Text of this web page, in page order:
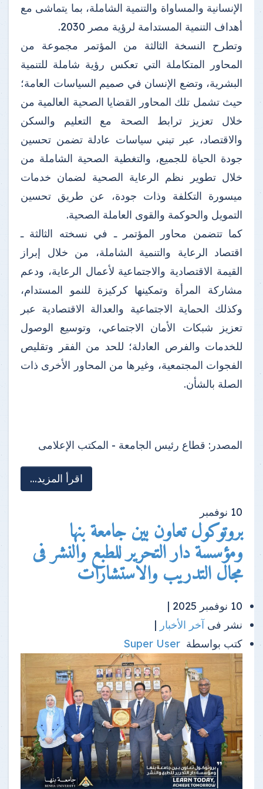
الإنسانية والمساواة والتنمية الشاملة، بما يتماشى مع
أهداف التنمية المستدامة لرؤية مصر 2030.
وتطرح النسخة الثالثة من المؤتمر مجموعة من
المحاور المتكاملة التي تعكس رؤية شاملة للتنمية
البشرية، وتضع الإنسان في صميم السياسات العامة؛
حيث تشمل تلك المحاور القضايا الصحية العالمية من
خلال تعزيز ترابط الصحة مع التعليم والسكن
والاقتصاد، عبر تبني سياسات عادلة تضمن تحسين
جودة الحياة للجميع، والتغطية الصحية الشاملة من
خلال تطوير نظم الرعاية الصحية لضمان خدمات
ميسورة التكلفة وذات جودة، عن طريق تحسين
التمويل والحوكمة والقوى العاملة الصحية.
كما تتضمن محاور المؤتمر ـ في نسخته الثالثة ـ
اقتصاد الرعاية والتنمية الشاملة، من خلال إبراز
القيمة الاقتصادية والاجتماعية لأعمال الرعاية، ودعم
مشاركة المرأة وتمكينها كركيزة للنمو المستدام،
وكذلك الحماية الاجتماعية والعدالة الاقتصادية عبر
تعزيز شبكات الأمان الاجتماعي، وتوسيع الوصول
للخدمات والفرص العادلة؛ للحد من الفقر وتقليص
الفجوات المجتمعية، وغيرها من المحاور الأخرى ذات
الصلة بالشأن.
المصدر: قطاع رئيس الجامعة - المكتب الإعلامى
اقرأ المزيد...
10 نوفمبر
بروتوكول تعاون بين جامعة بنها
ومؤسسة دار التحرير للطبع والنشر فى
مجال التدريب والاستشارات
10 نوفمبر 2025 |
نشر فى آخر الأخبار |
كتب بواسطة Super User